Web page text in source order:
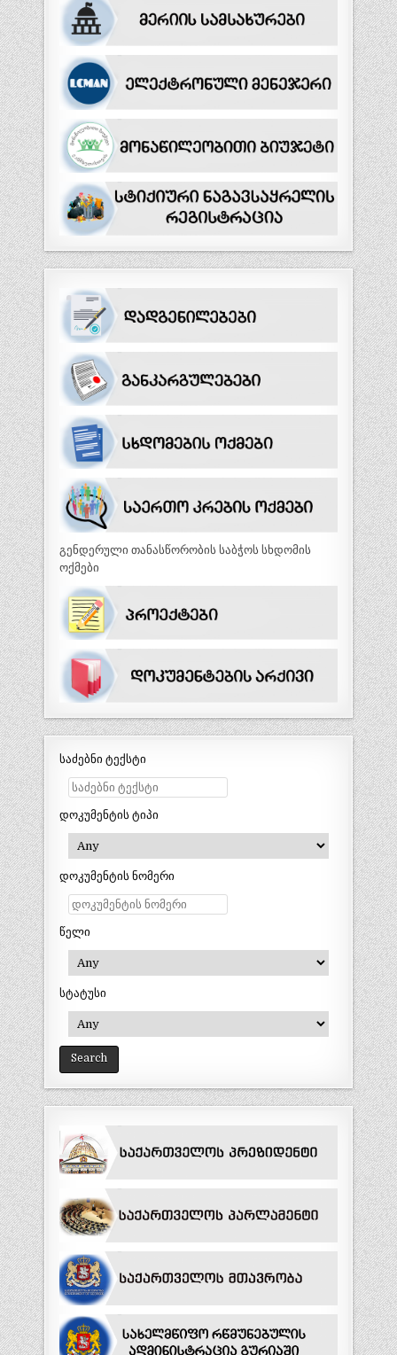
გენდერული თანასწორობის საბჭოს სხდომის
ოქმები
საძებნი ტექსტი
დოკუმენტის ტიპი
დოკუმენტის ნომერი
წელი
სტატუსი